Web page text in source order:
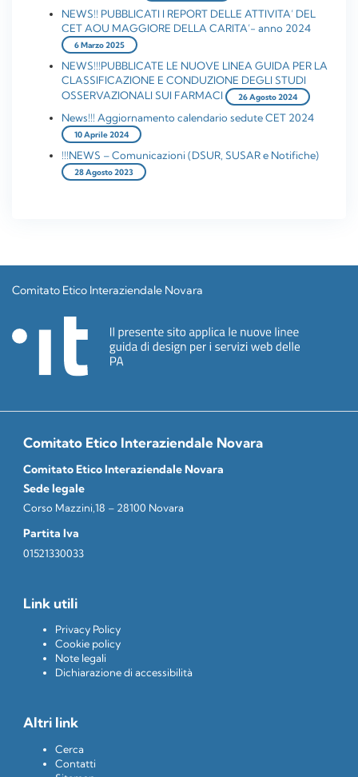
NEWS!! PUBBLICATI I REPORT DELLE ATTIVITA’ DEL
CET AOU MAGGIORE DELLA CARITA’- anno 2024
6 Marzo 2025
NEWS!!!PUBBLICATE LE NUOVE LINEA GUIDA PER LA
CLASSIFICAZIONE E CONDUZIONE DEGLI STUDI
OSSERVAZIONALI SUI FARMACI
26 Agosto 2024
News!!! Aggiornamento calendario sedute CET 2024
10 Aprile 2024
!!!NEWS – Comunicazioni (DSUR, SUSAR e Notifiche)
28 Agosto 2023
Comitato Etico Interaziendale Novara
Comitato Etico Interaziendale Novara
Comitato Etico Interaziendale Novara
Sede legale
Corso Mazzini,18 – 28100 Novara
Partita Iva
01521330033
Link utili
Privacy Policy
Cookie policy
Note legali
Dichiarazione di accessibilità
Altri link
Cerca
Contatti